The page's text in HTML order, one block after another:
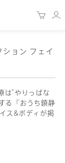
ョン フェイ
“やりっぱな
る『おうち鎮静
ス&ボディが掲